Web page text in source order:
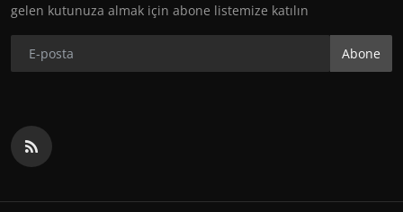
gelen kutunuza almak için abone listemize katılın
Abone